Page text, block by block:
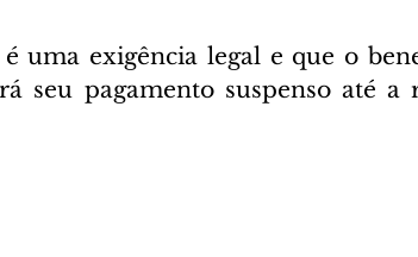
uma exigência legal e que o
seu pagamento suspenso até a